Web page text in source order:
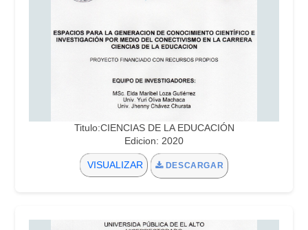
Titulo:CIENCIAS DE LA EDUCACIÓN
Edicion: 2020
VISUALIZAR DESCARGAR